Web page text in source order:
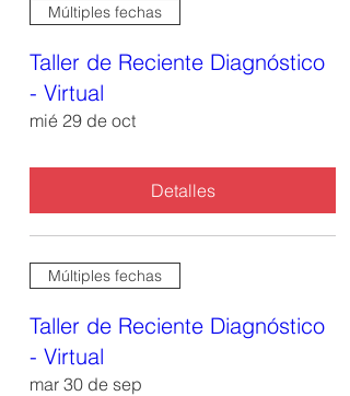
Múltiples fechas
Taller de Reciente Diagnóstico
- Virtual
mié 29 de oct
Detalles
Múltiples fechas
Taller de Reciente Diagnóstico
- Virtual
mar 30 de sep